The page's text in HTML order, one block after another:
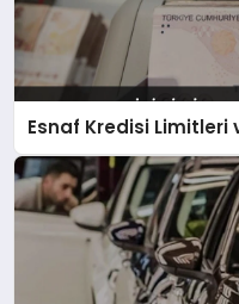
Esnaf Kredisi Limitleri